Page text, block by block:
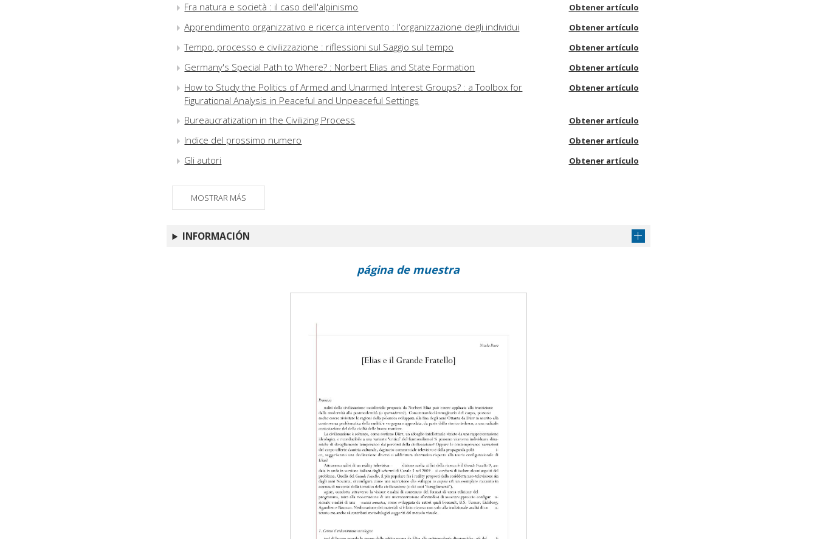
Fra natura e società : il caso dell'alpinismo Obtener artículo
Apprendimento organizzativo e ricerca intervento : l'organizzazione degli individui Obtener artículo
Tempo, processo e civilizzazione : riflessioni sul Saggio sul tempo Obtener artículo
Germany's Special Path to Where? : Norbert Elias and State Formation Obtener artículo
How to Study the Politics of Armed and Unarmed Interest Groups? : a Toolbox for
Figurational Analysis in Peaceful and Unpeaceful Settings
Obtener artículo
Bureaucratization in the Civilizing Process Obtener artículo
Indice del prossimo numero Obtener artículo
Gli autori Obtener artículo
MOSTRAR MÁS
INFORMACIÓN
página de muestra